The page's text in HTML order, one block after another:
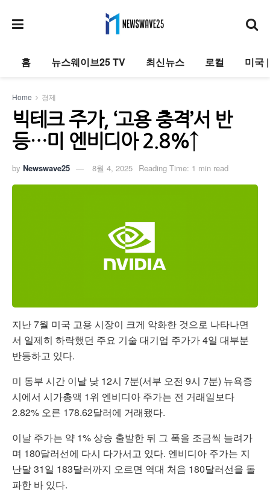
홈 뉴스웨이브25 TV 최신뉴스 로컬 미국
Home 경제
빅테크 주가, ‘고용 충격’서 반
등…미 엔비디아 2.8%↑
by Newswave25 8월 4, 2025 Reading Time: 1 min read
지난 7월 미국 고용 시장이 크게 악화한 것으로 나타나면
서 일제히 하락했던 주요 기술 대기업 주가가 4일 대부분
반등하고 있다.
미 동부 시간 이날 낮 12시 7분(서부 오전 9시 7분) 뉴욕증
시에서 시가총액 1위 엔비디아 주가는 전 거래일보다
2.82% 오른 178.62달러에 거래됐다.
이날 주가는 약 1% 상승 출발한 뒤 그 폭을 조금씩 늘려가
며 180달러선에 다시 다가서고 있다. 엔비디아 주가는 지
난달 31일 183달러까지 오르면 역대 처음 180달러선을 돌
파한 바 있다.